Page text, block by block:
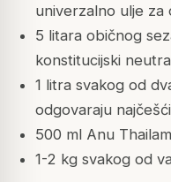
univerzalno ulje
5 litara običnog
konstitucijski
1 litra svakog od
odgovaraju
500 ml Anu
1-2 kg svakog od